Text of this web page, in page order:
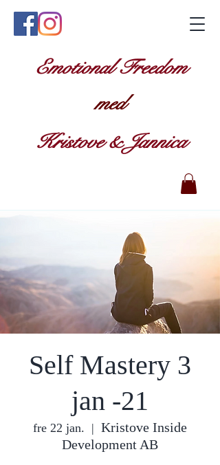
Emotional Freedom
med
Kristove & Jannica
Self Mastery 3
jan -21
fre 22 jan.
  |
Kristove Inside
Development AB